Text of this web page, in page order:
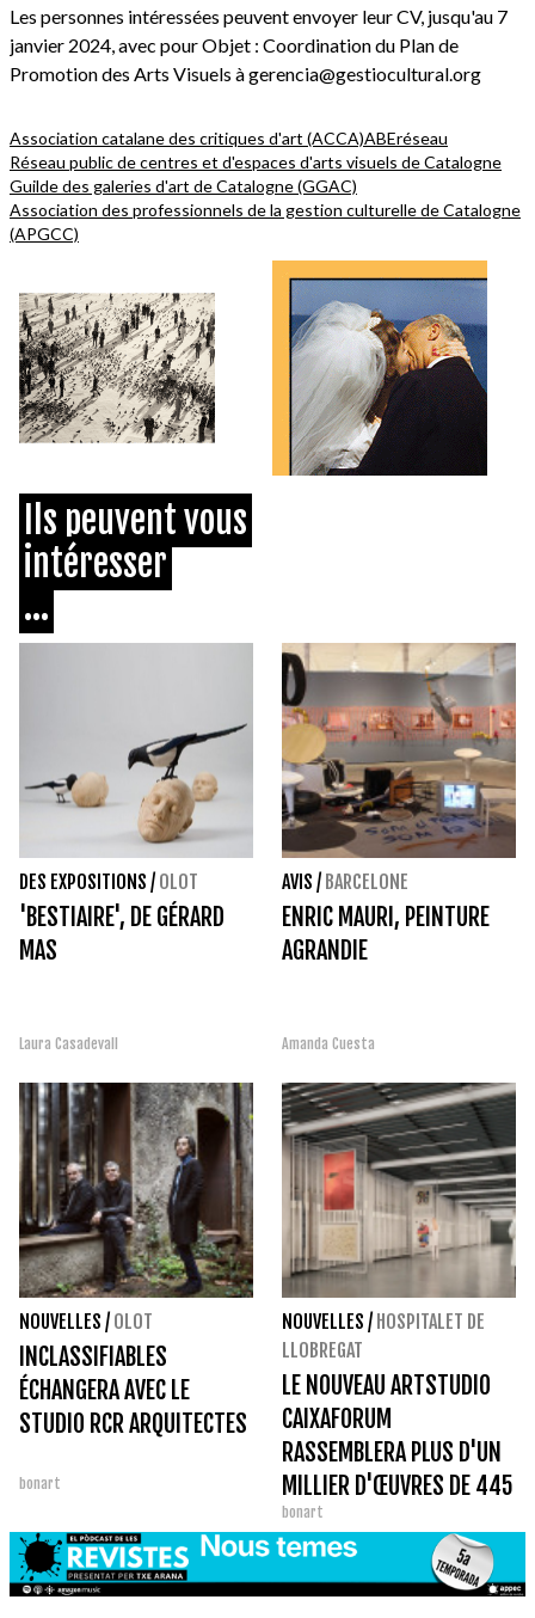
Les personnes intéressées peuvent envoyer leur CV, jusqu'au 7
janvier 2024, avec pour Objet : Coordination du Plan de
Promotion des Arts Visuels à gerencia@gestiocultural.org
Association catalane des critiques d'art (ACCA)ABEréseau
Réseau public de centres et d'espaces d'arts visuels de Catalogne
Guilde des galeries d'art de Catalogne (GGAC)
Association des professionnels de la gestion culturelle de Catalogne
(APGCC)
Ils peuvent vous
intéresser
...
DES EXPOSITIONS / OLOT
'BESTIAIRE', DE GÉRARD
MAS
Laura Casadevall
AVIS / BARCELONE
ENRIC MAURI, PEINTURE
AGRANDIE
Amanda Cuesta
NOUVELLES / OLOT
INCLASSIFIABLES
ÉCHANGERA AVEC LE
STUDIO RCR ARQUITECTES
bonart
NOUVELLES / HOSPITALET DE
LLOBREGAT
LE NOUVEAU ARTSTUDIO
CAIXAFORUM
RASSEMBLERA PLUS D'UN
MILLIER D'ŒUVRES DE 445
ARTISTES DE LA
COLLECTION DE LA
FONDATION 'LA CAIXA'
bonart